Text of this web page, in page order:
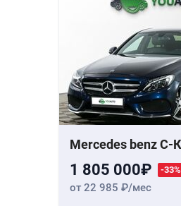
Mercedes benz C-
1 805 000 -33%
от 22 985 /мес